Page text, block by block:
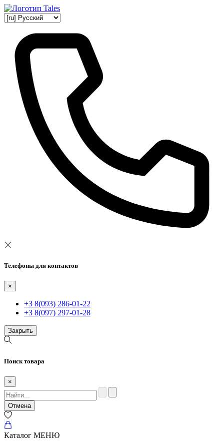
Телефоны для контактов
×
+3 8(093) 286-01-22
+3 8(097) 297-01-28
Закрыть
Поиск товара
×
Отмена
Каталог МЕНЮ